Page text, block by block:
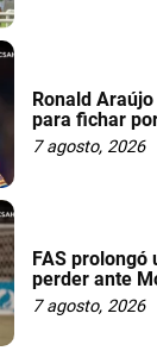
Ronald
para fichar
7 agosto, 2026
FAS prolongó
perder ante
7 agosto, 2026